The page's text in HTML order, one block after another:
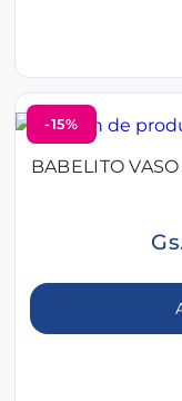
-15%
BABELITO